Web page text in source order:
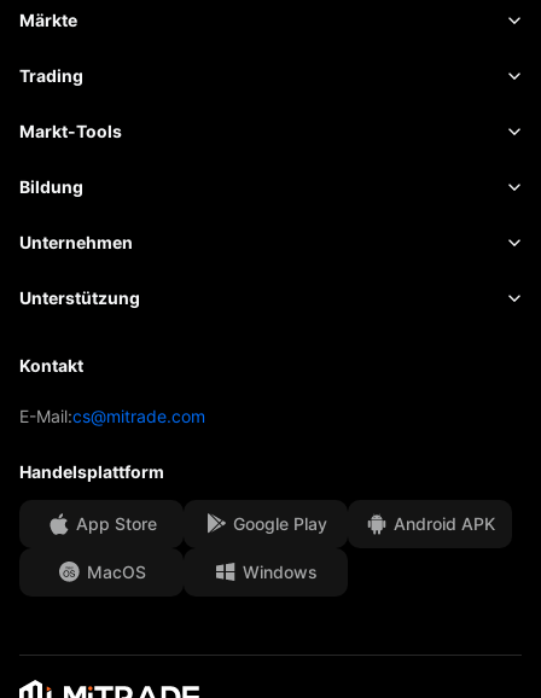
Märkte
Forex
Rohstoffe
Trading
Handelsplattform
Kontraktspezifikationen
Markt-Tools
Marktdaten
Wirtschaftskalender
Bildung
Grundlagen
Academy
Unternehmen
Über Mitrade
Unterstützung
Kontakt
E-Mail:cs@mitrade.com
Handelsplattform
App Store Google Play Android APK
MacOS Windows